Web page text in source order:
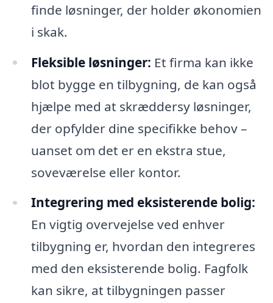
finde løsninger, der holder økonomien
i skak.
Fleksible løsninger: Et firma kan ikke
blot bygge en tilbygning, de kan også
hjælpe med at skræddersy løsninger,
der opfylder dine specifikke behov –
uanset om det er en ekstra stue,
soveværelse eller kontor.
Integrering med eksisterende bolig:
En vigtig overvejelse ved enhver
tilbygning er, hvordan den integreres
med den eksisterende bolig. Fagfolk
kan sikre, at tilbygningen passer